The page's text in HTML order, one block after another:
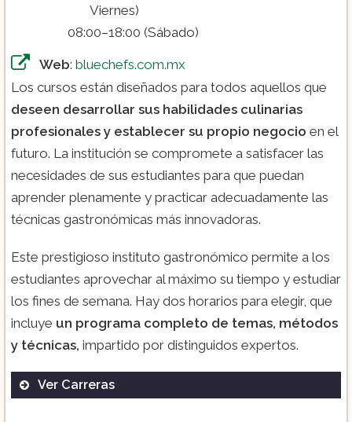
Diplomado en Tendencias de Decoración
Viernes)
08:00–18:00 (Sábado)
Web: bluechefs.com.mx
Los cursos están diseñados para todos aquellos que
deseen desarrollar sus habilidades culinarias
profesionales y establecer su propio negocio en el
futuro. La institución se compromete a satisfacer las
necesidades de sus estudiantes para que puedan
aprender plenamente y practicar adecuadamente las
técnicas gastronómicas más innovadoras.
Este prestigioso instituto gastronómico permite a los
estudiantes aprovechar al máximo su tiempo y estudiar
los fines de semana. Hay dos horarios para elegir, que
incluye un programa completo de temas, métodos
y técnicas, impartido por distinguidos expertos.
Ver Carreras